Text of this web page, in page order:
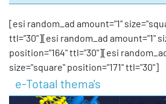
[esi random_ad amount="1"
ttl="30"][esi random_ad amount="1"
position="164" ttl="30"][esi
size="square" position="171" ttl="30"]
e-Totaal thema's